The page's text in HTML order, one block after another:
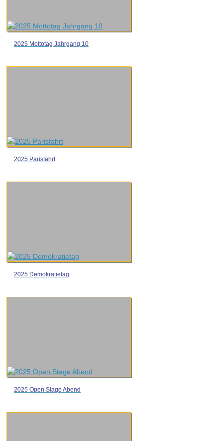
2025 Mottotag Jahrgang 10
2025 Parisfahrt
2025 Demokratietag
2025 Open Stage Abend